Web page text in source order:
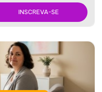
INSCREVA-SE